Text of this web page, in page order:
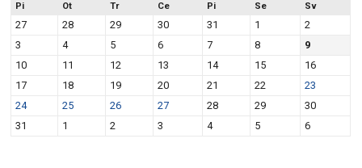
Pi Ot Tr Ce Pi Se Sv
27 28 29 30 31 1
2
3
4 5 6 7 8
9
10
11 12 13 14 15
16
17
18 19 20 21 22
23
24
25 26 27 28 29
30
31
1 2 3 4 5 6